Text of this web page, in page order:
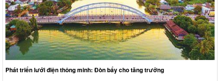
Phát triển lưới điện thông minh: Đòn bẩy cho tăng trưởng